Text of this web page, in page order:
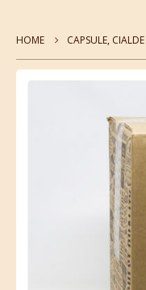
HOME CAPSULE,